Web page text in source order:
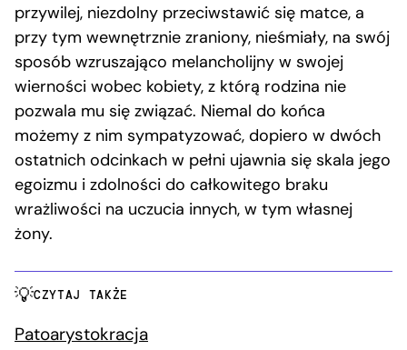
przywilej, niezdolny przeciwstawić się matce, a
przy tym wewnętrznie zraniony, nieśmiały, na swój
sposób wzruszająco melancholijny w swojej
wierności wobec kobiety, z którą rodzina nie
pozwala mu się związać. Niemal do końca
możemy z nim sympatyzować, dopiero w dwóch
ostatnich odcinkach w pełni ujawnia się skala jego
egoizmu i zdolności do całkowitego braku
wrażliwości na uczucia innych, w tym własnej
żony.
CZYTAJ TAKŻE
Patoarystokracja